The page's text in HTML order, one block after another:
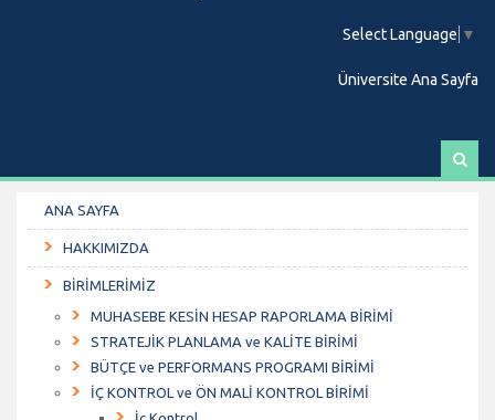
Select Language ▼
Üniversite Ana Sayfa
A
r
ANA SAYFA
HAKKIMIZDA
BİRİMLERİMİZ
MUHASEBE KESİN HESAP RAPORLAMA BİRİMİ
STRATEJİK PLANLAMA ve KALİTE BİRİMİ
BÜTÇE ve PERFORMANS PROGRAMI BİRİMİ
İÇ KONTROL ve ÖN MALİ KONTROL BİRİMİ